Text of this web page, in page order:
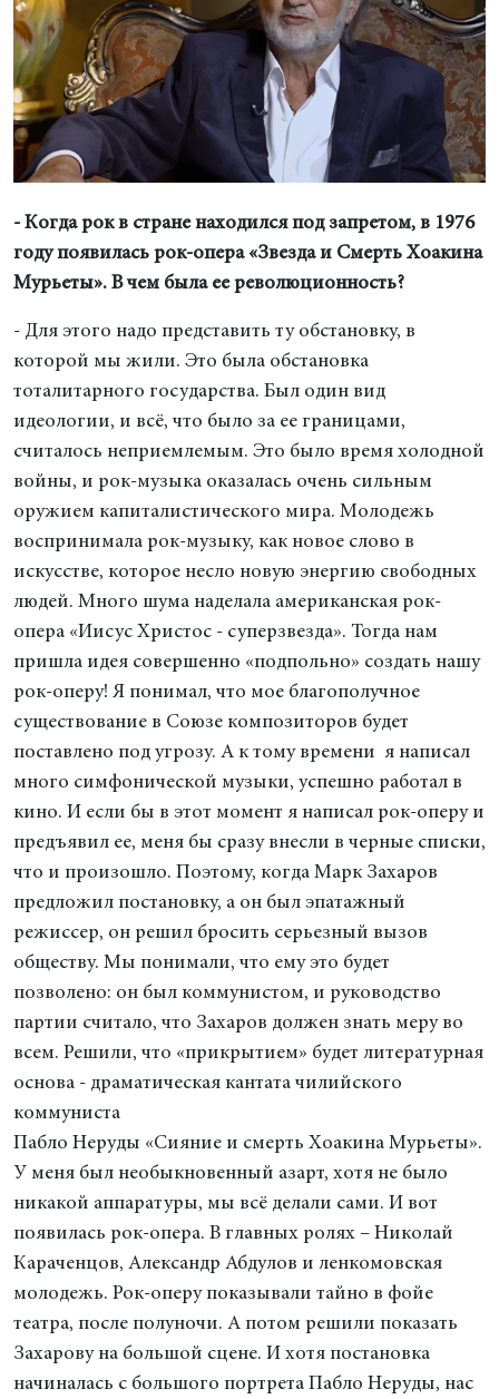
- Когда рок в стране находился под запретом, в 1976
году появилась рок-опера «Звезда и Смерть Хоакина
Мурьеты». В чем была ее революционность?
- Для этого надо представить ту обстановку, в
которой мы жили. Это была обстановка
тоталитарного государства. Был один вид
идеологии, и всё, что было за ее границами,
считалось неприемлемым. Это было время холодной
войны, и рок-музыка оказалась очень сильным
оружием капиталистического мира. Молодежь
воспринимала рок-музыку, как новое слово в
искусстве, которое несло новую энергию свободных
людей. Много шума наделала американская рок-
опера «Иисус Христос - суперзвезда». Тогда нам
пришла идея совершенно «подпольно» создать нашу
рок-оперу! Я понимал, что мое благополучное
существование в Союзе композиторов будет
поставлено под угрозу. А к тому времени я написал
много симфонической музыки, успешно работал в
кино. И если бы в этот момент я написал рок-оперу и
предъявил ее, меня бы сразу внесли в черные списки,
что и произошло. Поэтому, когда Марк Захаров
предложил постановку, а он был эпатажный
режиссер, он решил бросить серьезный вызов
обществу. Мы понимали, что ему это будет
позволено: он был коммунистом, и руководство
партии считало, что Захаров должен знать меру во
всем. Решили, что «прикрытием» будет литературная
основа - драматическая кантата чилийского
коммуниста
Пабло Неруды «Сияние и смерть Хоакина Мурьеты».
У меня был необыкновенный азарт, хотя не было
никакой аппаратуры, мы всё делали сами. И вот
появилась рок-опера. В главных ролях – Николай
Караченцов, Александр Абдулов и ленкомовская
молодежь. Рок-оперу показывали тайно в фойе
театра, после полуночи. А потом решили показать
Захарову на большой сцене. И хотя постановка
начиналась с большого портрета Пабло Неруды, нас